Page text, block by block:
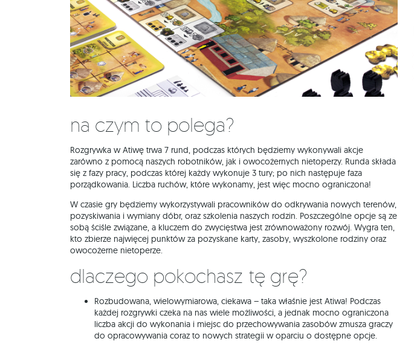
Na czym to polega?
Rozgrywka w Atiwę trwa 7 rund, podczas których będziemy wykonywali akcje
zarówno z pomocą naszych robotników, jak i owocożernych nietoperzy. Runda składa
się z fazy pracy, podczas której każdy wykonuje 3 tury; po nich następuje faza
porządkowania. Liczba ruchów, które wykonamy, jest więc mocno ograniczona!
W czasie gry będziemy wykorzystywali pracowników do odkrywania nowych terenów,
pozyskiwania i wymiany dóbr, oraz szkolenia naszych rodzin. Poszczególne opcje są ze
sobą ściśle związane, a kluczem do zwycięstwa jest zrównoważony rozwój. Wygra ten,
kto zbierze najwięcej punktów za pozyskane karty, zasoby, wyszkolone rodziny oraz
owocożerne nietoperze.
Dlaczego pokochasz tę grę?
Rozbudowana, wielowymiarowa, ciekawa – taka właśnie jest Atiwa! Podczas
każdej rozgrywki czeka na nas wiele możliwości, a jednak mocno ograniczona
liczba akcji do wykonania i miejsc do przechowywania zasobów zmusza graczy
do opracowywania coraz to nowych strategii w oparciu o dostępne opcje.